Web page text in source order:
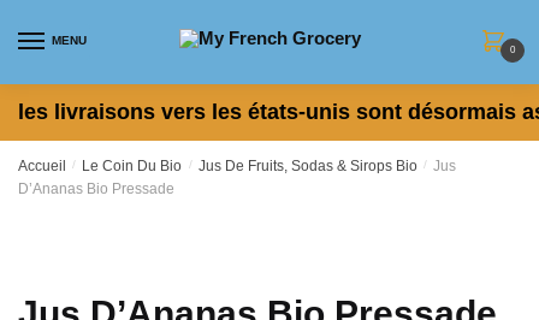
MENU
0
les livraisons vers les états-unis sont désormais
Accueil / Le Coin Du Bio / Jus De Fruits, Sodas & Sirops Bio / Jus
D’Ananas Bio Pressade